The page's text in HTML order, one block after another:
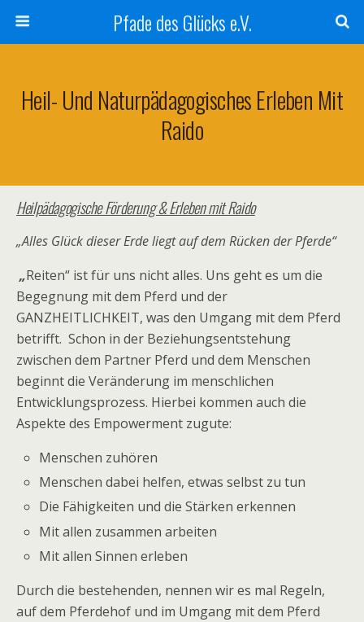
Pfade des Glücks e.V.
Heil- Und Naturpädagogisches Erleben Mit
Raido
Heilpädagogische Förderung & Erlebenmit Raido
„Alles Glück dieser Erde liegt auf dem Rücken der Pferde“
„Reiten“ ist für uns nicht alles. Uns geht es um die
Begegnung mit dem Pferd und der
GANZHEITLICHKEIT, was den Umgang mit dem Pferd
betrifft. Schon in der Beziehungsentstehung
zwischen dem Partner Pferd und dem Menschen
beginnt die Veränderung im menschlichen
Entwicklungsprozess. Hierbei kommen auch die
Aspekte des Empowerment zugute:
Menschen zuhören
Menschen dabei helfen, etwas selbst zu tun
Die Fähigkeiten und die Stärken erkennen
Mit allen zusammen arbeiten
Mit allen Sinnen erleben
Durch die bestehenden, nennen wir es mal Regeln,
auf dem Pferdehof und im Umgang mit dem Pferd